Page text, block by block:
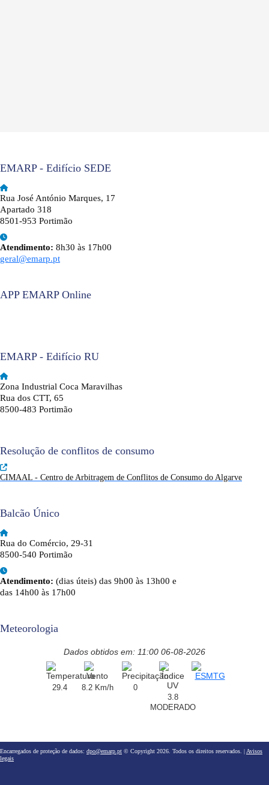
EMARP - Edifício SEDE
Rua José António Marques, 17
Apartado 318
8501-953 Portimão
Atendimento: 8h30 às 17h00
geral@emarp.pt
APP EMARP Online
EMARP - Edifício RU
Zona Industrial Coca Maravilhas
Rua dos CTT, 65
8500-483 Portimão
Resolução de conflitos de consumo
CIMAAL - Centro de Arbitragem de Conflitos de Consumo do Algarve
Balcão Único
Rua do Comércio, 29-31
8500-540 Portimão
Atendimento: (dias úteis) das 9h00 às 13h00 e
das 14h00 às 17h00
Meteorologia
Dados obtidos em: 11:00 06-08-2026
29.4 8.2 Km/h
0
3.8
MODERADO
Encarregados de proteção de dados: dpo@emarp.pt © Copyright 2026. Todos os direitos reservados. | Avisos
legais